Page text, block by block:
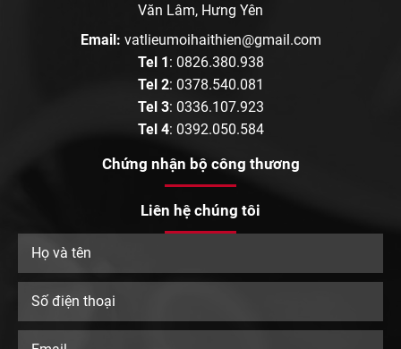
Văn Lâm, Hưng Yên
Email: vatlieumoihaithien@gmail.com
Tel 1: 0826.380.938
Tel 2: 0378.540.081
Tel 3: 0336.107.923
Tel 4: 0392.050.584
Chứng nhận bộ công thương
Liên hệ chúng tôi